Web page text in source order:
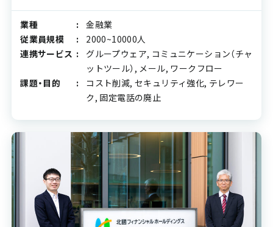
業種
金融業
従業員規模
2000~10000人
連携サービス
グループウェア, コミュニケーション（チャ
ットツール）, メール, ワークフロー
課題・目的
コスト削減, セキュリティ強化, テレワー
ク, 固定電話の廃止